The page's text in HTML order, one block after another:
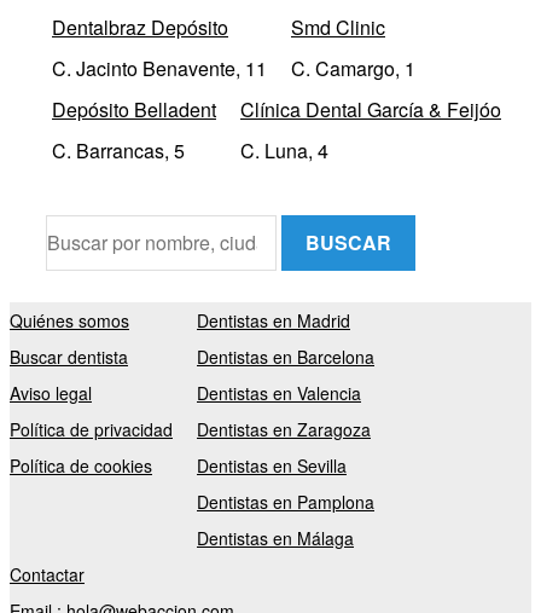
Dentalbraz Depósito
C. Jacinto Benavente, 11
Smd Clinic
C. Camargo, 1
Depósito Belladent
C. Barrancas, 5
Clínica Dental García & Feijóo
C. Luna, 4
BUSCAR
Quiénes somos
Buscar dentista
Aviso legal
Política de privacidad
Política de cookies
Dentistas en Madrid
Dentistas en Barcelona
Dentistas en Valencia
Dentistas en Zaragoza
Dentistas en Sevilla
Dentistas en Pamplona
Dentistas en Málaga
Contactar